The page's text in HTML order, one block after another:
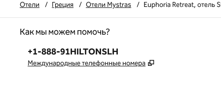
Отели / Греция / Отели Mystras / Euphoria Retreat, отель
Как мы можем помочь?
Телефон:
+1-888-91HILTONSLH
Международные телефонные номера ,